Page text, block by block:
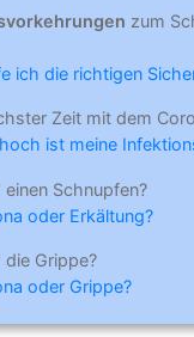
zum
ich die richtigen
Zeit mit dem
ist meine
Schnupfen?
oder Erkältung?
Grippe?
oder Grippe?